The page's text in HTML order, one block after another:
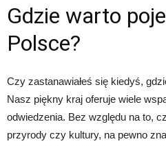
Gdzie warto
Polsce?
Czy zastanawiałeś się kiedyś,
Nasz piękny kraj oferuje wiele
odwiedzenia. Bez względu na to,
przyrody czy kultury, na pewno